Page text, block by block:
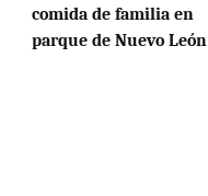
comida de familia en
parque de Nuevo León